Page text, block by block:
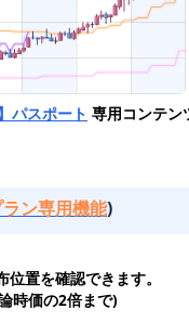
パスポート 専用コンテン
ラン専用機能)
置を確認できます。
時価の2倍まで)